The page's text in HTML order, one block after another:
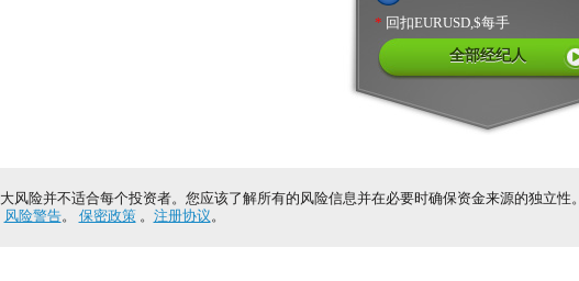
* 回扣EURUSD,$每手
全部经纪人
险并不适合每个投资者。您应该了解所有的风险信息并在必要时确保资金来源的独立性。
风险警告。 保密政策。 注册协议。